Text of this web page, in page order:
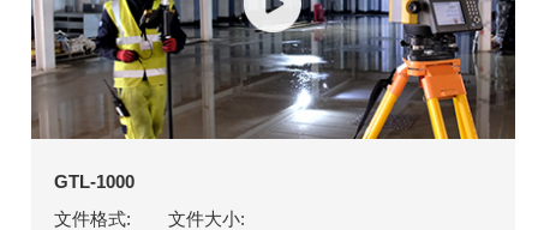
GTL-1000
文件格式:
文件大小: